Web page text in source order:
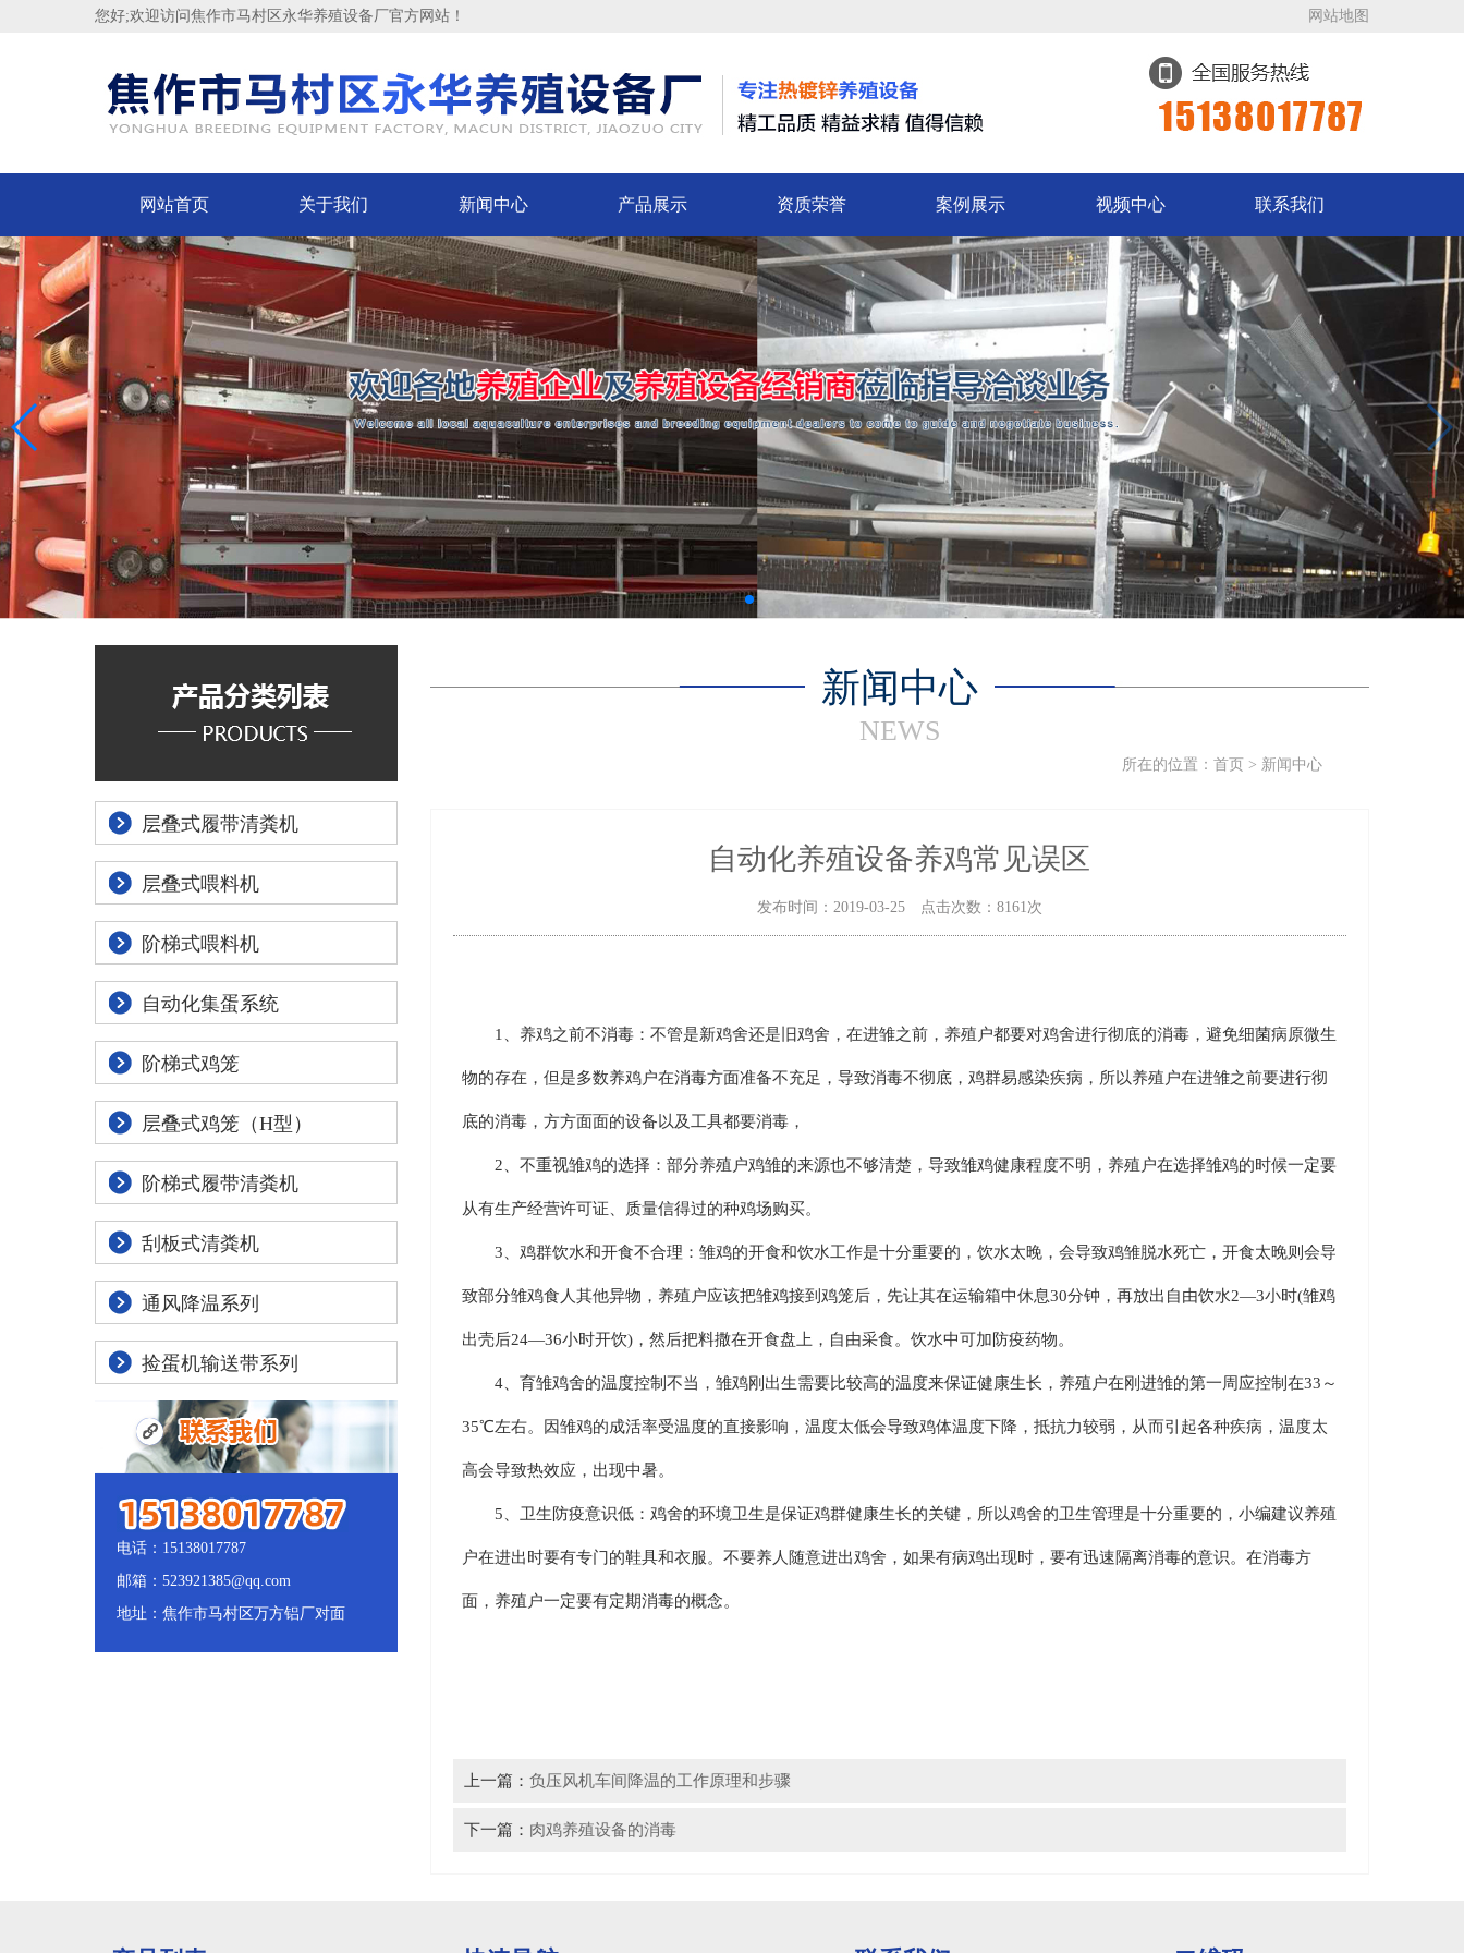
您好;欢迎访问焦作市马村区永华养殖设备厂官方网站！ 网站地图
网站首页 关于我们 新闻中心 产品展示 资质荣誉 案例展示 视频中心 联系我们
层叠式履带清粪机
层叠式喂料机
阶梯式喂料机
自动化集蛋系统
阶梯式鸡笼
层叠式鸡笼（H型）
阶梯式履带清粪机
刮板式清粪机
通风降温系列
捡蛋机输送带系列
电话：15138017787
邮箱：523921385@qq.com
地址：焦作市马村区万方铝厂对面
新闻中心
NEWS
所在的位置： 首页 > 新闻中心
自动化养殖设备养鸡常见误区
发布时间：2019-03-25 点击次数：8161次
1、养鸡之前不消毒：不管是新鸡舍还是旧鸡舍，在进雏之前，养殖户都要对鸡舍进行彻底的消毒，避免细菌病原微生
物的存在，但是多数养鸡户在消毒方面准备不充足，导致消毒不彻底，鸡群易感染疾病，所以养殖户在进雏之前要进行彻
底的消毒，方方面面的设备以及工具都要消毒，
2、不重视雏鸡的选择：部分养殖户鸡雏的来源也不够清楚，导致雏鸡健康程度不明，养殖户在选择雏鸡的时候一定要
从有生产经营许可证、质量信得过的种鸡场购买。
3、鸡群饮水和开食不合理：雏鸡的开食和饮水工作是十分重要的，饮水太晚，会导致鸡雏脱水死亡，开食太晚则会导
致部分雏鸡食人其他异物，养殖户应该把雏鸡接到鸡笼后，先让其在运输箱中休息30分钟，再放出自由饮水2—3小时(雏鸡
出壳后24—36小时开饮)，然后把料撒在开食盘上，自由采食。饮水中可加防疫药物。
4、育雏鸡舍的温度控制不当，雏鸡刚出生需要比较高的温度来保证健康生长，养殖户在刚进雏的第一周应控制在33～
35℃左右。因雏鸡的成活率受温度的直接影响，温度太低会导致鸡体温度下降，抵抗力较弱，从而引起各种疾病，温度太
高会导致热效应，出现中暑。
5、卫生防疫意识低：鸡舍的环境卫生是保证鸡群健康生长的关键，所以鸡舍的卫生管理是十分重要的，小编建议养殖
户在进出时要有专门的鞋具和衣服。不要养人随意进出鸡舍，如果有病鸡出现时，要有迅速隔离消毒的意识。在消毒方
面，养殖户一定要有定期消毒的概念。
上一篇： 负压风机车间降温的工作原理和步骤
下一篇： 肉鸡养殖设备的消毒